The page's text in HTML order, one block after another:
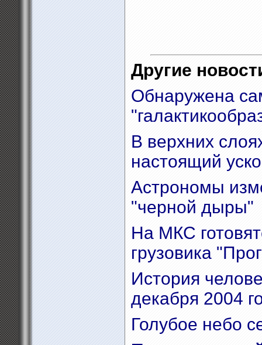
Другие
Обнаружена
В верхних
настоящий
Астрономы
"черной дыры"
На МКС
грузовика
История
декабря 2004
Голубое небо